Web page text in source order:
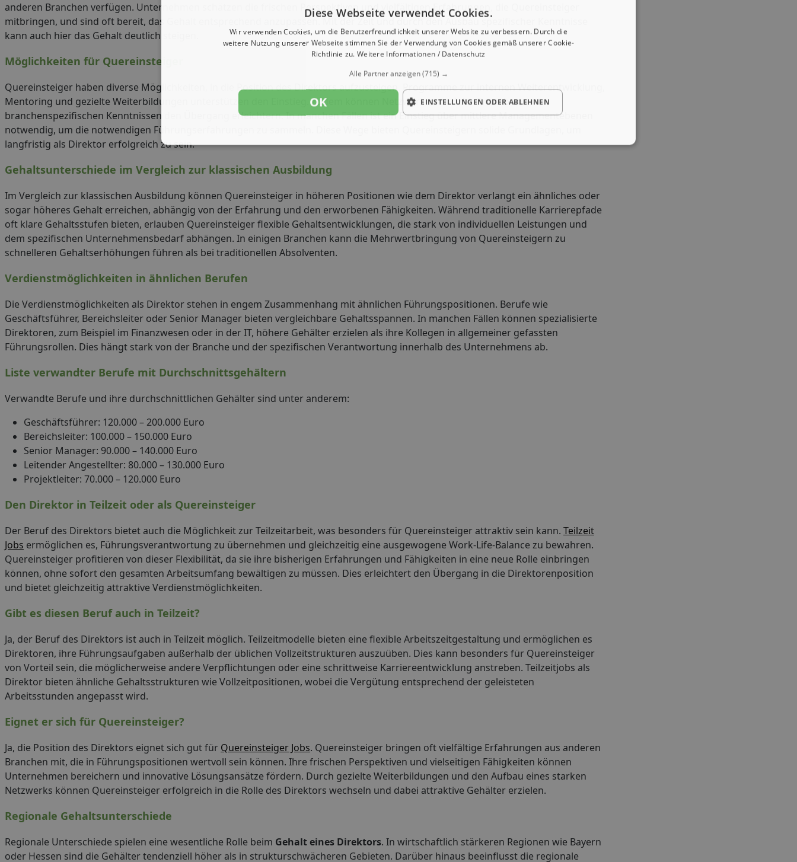
anderen Branchen verfügen. Unternehmen schätzen die frischen Perspektiven und vielfältigen Erfahrungen, die Quereinsteiger
mitbringen, und sind oft bereit, das Gehalt entsprechend anzupassen. Mit der Zeit und durch den Ausbau spezifischer Kenntnisse
kann auch hier das Gehalt deutlich steigen.
Möglichkeiten für Quereinsteiger
Quereinsteiger haben diverse Möglichkeiten, in die Position des Direktors aufzusteigen. Programme zur internen Weiterentwicklung,
Mentoring und gezielte Weiterbildungen unterstützen den Einstieg. Zudem können Netzwerken und der Erwerb von
branchenspezifischen Kenntnissen den Übergang erleichtern. In manchen Fällen ist ein Einstieg über mittlere Managementebenen
notwendig, um die notwendigen Führungserfahrungen zu sammeln. Diese Wege bieten Quereinsteigern solide Grundlagen, um
langfristig als Direktor erfolgreich zu sein.
Gehaltsunterschiede im Vergleich zur klassischen Ausbildung
Im Vergleich zur klassischen Ausbildung können Quereinsteiger in höheren Positionen wie dem Direktor verlangt ein ähnliches oder
sogar höheres Gehalt erreichen, abhängig von der Erfahrung und den erworbenen Fähigkeiten. Während traditionelle Karrierepfade
oft klare Gehaltsstufen bieten, erlauben Quereinsteiger flexible Gehaltsentwicklungen, die stark von individuellen Leistungen und
dem spezifischen Unternehmensbedarf abhängen. In einigen Branchen kann die Mehrwertbringung von Quereinsteigern zu
schnelleren Gehaltserhöhungen führen als bei traditionellen Absolventen.
Verdienstmöglichkeiten in ähnlichen Berufen
Die Verdienstmöglichkeiten als Direktor stehen in engem Zusammenhang mit ähnlichen Führungspositionen. Berufe wie
Geschäftsführer, Bereichsleiter oder Senior Manager bieten vergleichbare Gehaltsspannen. In manchen Fällen können spezialisierte
Direktoren, zum Beispiel im Finanzwesen oder in der IT, höhere Gehälter erzielen als ihre Kollegen in allgemeiner gefassten
Führungsrollen. Dies hängt stark von der Branche und der spezifischen Verantwortung innerhalb des Unternehmens ab.
Liste verwandter Berufe mit Durchschnittsgehältern
Verwandte Berufe und ihre durchschnittlichen Gehälter sind unter anderem:
Geschäftsführer: 120.000 – 200.000 Euro
Bereichsleiter: 100.000 – 150.000 Euro
Senior Manager: 90.000 – 140.000 Euro
Leitender Angestellter: 80.000 – 130.000 Euro
Projektleiter: 70.000 – 120.000 Euro
Den Direktor in Teilzeit oder als Quereinsteiger
Der Beruf des Direktors bietet auch die Möglichkeit zur Teilzeitarbeit, was besonders für Quereinsteiger attraktiv sein kann. Teilzeit
Jobs ermöglichen es, Führungsverantwortung zu übernehmen und gleichzeitig eine ausgewogene Work-Life-Balance zu bewahren.
Quereinsteiger profitieren von dieser Flexibilität, da sie ihre bisherigen Erfahrungen und Fähigkeiten in eine neue Rolle einbringen
können, ohne sofort den gesamten Arbeitsumfang bewältigen zu müssen. Dies erleichtert den Übergang in die Direktorenposition
und bietet gleichzeitig attraktive Verdienstmöglichkeiten.
Gibt es diesen Beruf auch in Teilzeit?
Ja, der Beruf des Direktors ist auch in Teilzeit möglich. Teilzeitmodelle bieten eine flexible Arbeitszeitgestaltung und ermöglichen es
Direktoren, ihre Führungsaufgaben außerhalb der üblichen Vollzeitstrukturen auszuüben. Dies kann besonders für Quereinsteiger
von Vorteil sein, die möglicherweise andere Verpflichtungen oder eine schrittweise Karriereentwicklung anstreben. Teilzeitjobs als
Direktor bieten ähnliche Gehaltsstrukturen wie Vollzeitpositionen, wobei die Vergütung entsprechend der geleisteten
Arbeitsstunden angepasst wird.
Eignet er sich für Quereinsteiger?
Ja, die Position des Direktors eignet sich gut für Quereinsteiger Jobs. Quereinsteiger bringen oft vielfältige Erfahrungen aus anderen
Branchen mit, die in Führungspositionen wertvoll sein können. Ihre frischen Perspektiven und vielseitigen Fähigkeiten können
Unternehmen bereichern und innovative Lösungsansätze fördern. Durch gezielte Weiterbildungen und den Aufbau eines starken
Netzwerks können Quereinsteiger erfolgreich in die Rolle des Direktors wechseln und dabei attraktive Gehälter erzielen.
Regionale Gehaltsunterschiede
Regionale Unterschiede spielen eine wesentliche Rolle beim Gehalt eines Direktors. In wirtschaftlich stärkeren Regionen wie Bayern
oder Hessen sind die Gehälter tendenziell höher als in strukturschwächeren Gebieten. Darüber hinaus beeinflusst die regionale
Diese Webseite verwendet Cookies.
Wir verwenden Cookies, um die Benutzerfreundlichkeit unserer Website zu verbessern. Durch die
weitere Nutzung unserer Webseite stimmen Sie der Verwendung von Cookies gemäß unserer Cookie-
Richtlinie zu. Weitere Informationen / Datenschutz
Alle Partner anzeigen(715) →
OK EINSTELLUNGEN ODER ABLEHNEN